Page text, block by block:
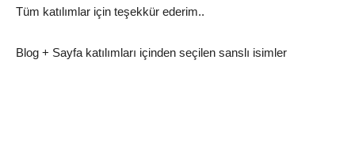
Tüm katılımlar için teşekkür ederim..
Blog + Sayfa katılımları içinden seçilen sanslı isimler